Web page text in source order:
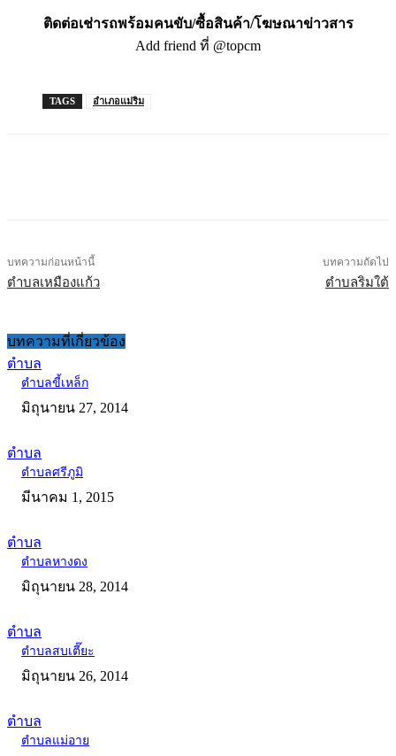
ติดต่อเช่ารถพร้อมคนขับ/ซื้อสินค้า/โฆษณาข่าวสาร
Add friend ที่ @topcm
TAGS อำเภอแม่ริม
บทความก่อนหน้านี้
ตำบลเหมืองแก้ว
บทความถัดไป
ตำบลริมใต้
บทความที่เกี่ยวข้อง
ตำบล
ตำบลขี้เหล็ก
มิถุนายน 27, 2014
ตำบล
ตำบลศรีภูมิ
มีนาคม 1, 2015
ตำบล
ตำบลหางดง
มิถุนายน 28, 2014
ตำบล
ตำบลสบเตี๊ยะ
มิถุนายน 26, 2014
ตำบล
ตำบลแม่อาย